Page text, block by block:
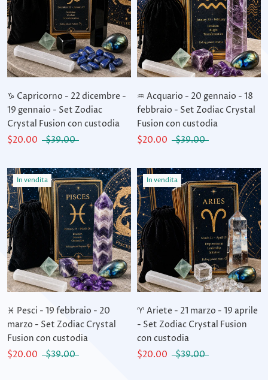
♑ Capricorno - 22 dicembre -
19 gennaio - Set Zodiac
Crystal Fusion con custodia
$20.00
$39.00
♒ Acquario - 20 gennaio - 18
febbraio - Set Zodiac Crystal
Fusion con custodia
$20.00
$39.00
In vendita
♓ Pesci - 19 febbraio - 20
marzo - Set Zodiac Crystal
Fusion con custodia
$20.00
$39.00
In vendita
♈ Ariete - 21 marzo - 19 aprile
- Set Zodiac Crystal Fusion
con custodia
$20.00
$39.00